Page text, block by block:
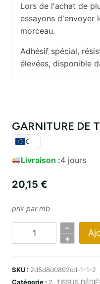
Lors de l'achat de
essayons d'envoyer
morceau.
Adhésif spécial,
élevées, disponible
GARNITURE DE
€
Livraison :4 jours
20,15 €
prix par mb
Quantité
CIEMNY
–
+
SKU : 2d5d8d0892cd-1-1-2
Catégorie : 2. TISSUS